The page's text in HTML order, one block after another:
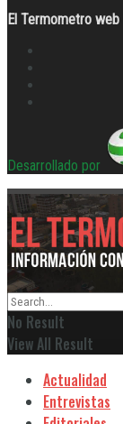
El Termometro web
Desarrollado por
No Result
View All Result
Actualidad
Entrevistas